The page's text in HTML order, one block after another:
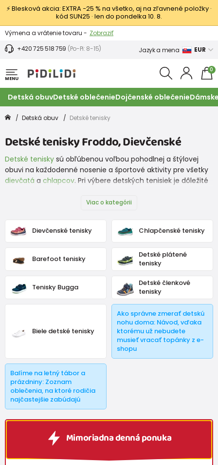
⚡ Blesková akcia: EXTRA −25 % na všetko, aj na zľavnené položky ·
kód SUN25 · len do pondelka 10. 8.
Výmena a vrátenie tovaru - Zobraziť
Zľava 3,80 EUR na prvý nákup - Podmienky
+420 725 518 759 (Po-Pi: 8-15) Jazyk a mena EUR
MENU
0
Detská obuvDetské oblečenieDojčenské oblečenie
Detská obuv Detské tenisky
Detské tenisky Froddo, Dievčenské
Detské tenisky sú obľúbenou voľbou pohodlnej a štýlovej
obuvi na každodenné nosenie a športové aktivity pre všetky
dievčatá a chlapcov. Pri výbere detských tenisiek je dôležité
odolnosť a podpora chodidla. Vyberať môžete zo značiek,
Crave,BiomecanicsaKeen.
Viac o kategórii
Dievčenské tenisky Chlapčenské tenisky
Barefoot tenisky
Detské plátené
tenisky
Tenisky Bugga
Detské členkové
tenisky
Biele detské tenisky
Ako správne zmerať detskú
nohu doma: Návod, vďaka
ktorému už nebudete
musieť vracať topánky z e-
shopu
Balíme na letný tábor a
prázdniny: Zoznam
oblečenia, na ktoré rodičia
najčastejšie zabúdajú
Mimoriadna denná ponuka